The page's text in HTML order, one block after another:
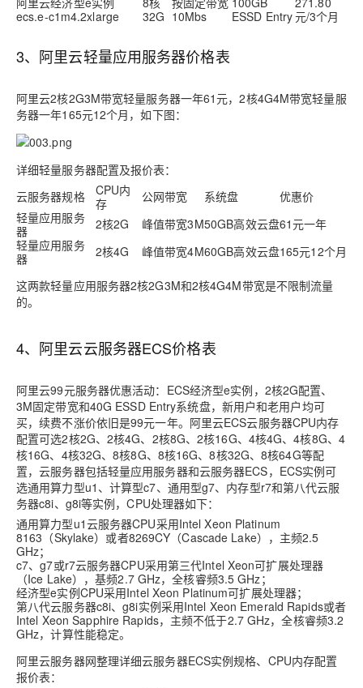
ecs.e-c1m4.2xlarge
32G 10Mbs
ESSD Entry元/3个月
3、阿里云轻量应用服务器价格表
阿里云2核2G3M带宽轻量服务器一年61元，2核4G4M带宽轻量服
务器一年165元12个月，如下图：
详细轻量服务器配置及报价表：
云服务器规格
CPU内
存
公网带宽 系统盘
优惠价
轻量应用服务
器
2核2G 峰值带宽3M50GB高效云盘61元一年
轻量应用服务
器
2核4G 峰值带宽4M60GB高效云盘165元12个月
这两款轻量应用服务器2核2G3M和2核4G4M带宽是不限制流量
的。
4、阿里云云服务器ECS价格表
阿里云99元服务器优惠活动：ECS经济型e实例，2核2G配置、
3M固定带宽和40G ESSD Entry系统盘，新用户和老用户均可
买，续费不涨价依旧是99元一年。阿里云ECS云服务器CPU内存
配置可选2核2G、2核4G、2核8G、2核16G、4核4G、4核8G、4
核16G、4核32G、8核8G、8核16G、8核32G、8核64G等配
置，云服务器包括轻量应用服务器和云服务器ECS，ECS实例可
选通用算力型u1、计算型c7、通用型g7、内存型r7和第八代云服
务器c8i、g8i等实例，CPU处理器如下：
通用算力型u1云服务器CPU采用Intel Xeon Platinum
8163（Skylake）或者8269CY（Cascade Lake），主频2.5
GHz；
c7、g7或r7云服务器CPU采用第三代Intel Xeon可扩展处理器
（Ice Lake），基频2.7 GHz，全核睿频3.5 GHz；
经济型e实例CPU采用Intel Xeon Platinum可扩展处理器；
第八代云服务器c8i、g8i实例采用Intel Xeon Emerald Rapids或者
Intel Xeon Sapphire Rapids，主频不低于2.7 GHz，全核睿频3.2
GHz，计算性能稳定。
阿里云服务器网整理详细云服务器ECS实例规格、CPU内存配置
报价表：